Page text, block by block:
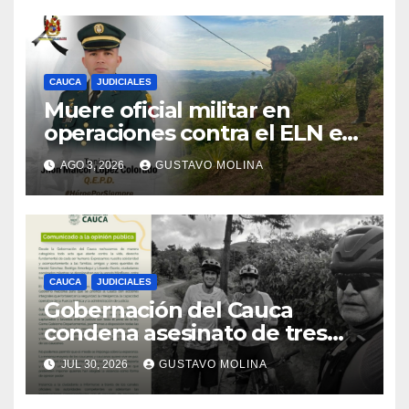
CAUCA JUDICIALES
Muere oficial militar en
operaciones contra el ELN en
el sur del Cauca
AGO 3, 2026 GUSTAVO MOLINA
CAUCA JUDICIALES
Gobernación del Cauca
condena asesinato de tres
ciudadanos y exige medidas
urgentes al Gobierno
Nacional
JUL 30, 2026 GUSTAVO MOLINA